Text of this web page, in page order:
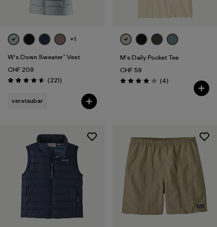
+1
W's Down Sweater™ Vest
CHF 209
Bewertung: 4.6 / 5
(221Rezensionen
)
verstaubar
M's Daily Pocket Tee
CHF 59
Bewertung: 4.0 / 5
(4Rezensionen
)